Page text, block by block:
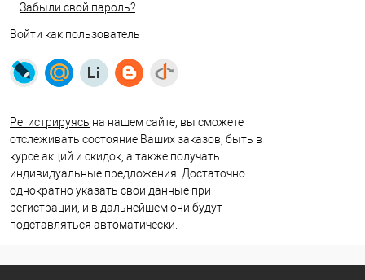
Забыли свой пароль?
Войти как пользователь
Регистрируясь на нашем сайте, вы сможете
отслеживать состояние Ваших заказов, быть в
курсе акций и скидок, а также получать
индивидуальные предложения. Достаточно
однократно указать свои данные при
регистрации, и в дальнейшем они будут
подставляться автоматически.